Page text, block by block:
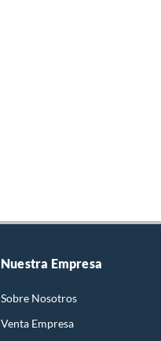
Nuestra Empresa
Sobre Nosotros
Venta Empresa